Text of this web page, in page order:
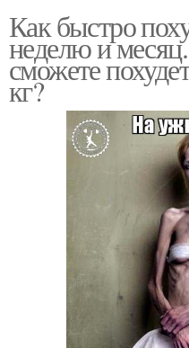
Как быстро
неделю и
сможете
кг?